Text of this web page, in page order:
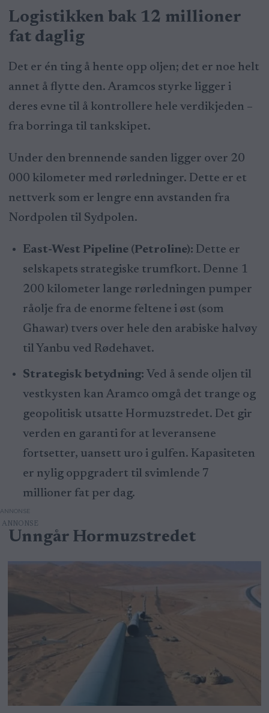
Logistikken bak 12 millioner
fat daglig
Det er én ting å hente opp oljen; det er noe helt
annet å flytte den. Aramcos styrke ligger i
deres evne til å kontrollere hele verdikjeden –
fra borringa til tankskipet.
Under den brennende sanden ligger over 20
000 kilometer med rørledninger. Dette er et
nettverk som er lengre enn avstanden fra
Nordpolen til Sydpolen.
East-West Pipeline (Petroline): Dette er
selskapets strategiske trumfkort. Denne 1
200 kilometer lange rørledningen pumper
råolje fra de enorme feltene i øst (som
Ghawar) tvers over hele den arabiske halvøy
til Yanbu ved Rødehavet.
Strategisk betydning: Ved å sende oljen til
vestkysten kan Aramco omgå det trange og
geopolitisk utsatte Hormuzstredet. Det gir
verden en garanti for at leveransene
fortsetter, uansett uro i gulfen. Kapasiteten
er nylig oppgradert til svimlende 7
millioner fat per dag.
ANNONSE
Unngår Hormuzstredet